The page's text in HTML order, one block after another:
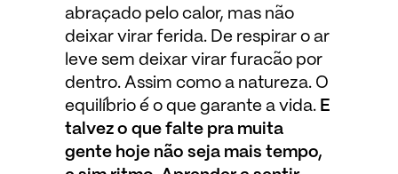
abraçado pelo calor, mas não
deixar virar ferida. De respirar o ar
leve sem deixar virar furacão por
dentro. Assim como a natureza. O
equilíbrio é o que garante a vida. E
talvez o que falte pra muita
gente hoje não seja mais tempo,